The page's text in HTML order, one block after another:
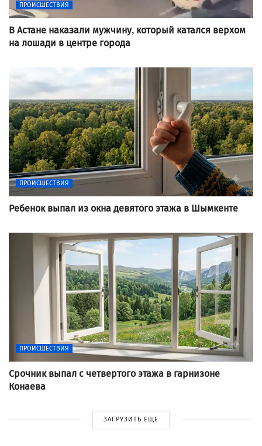
ПРОИСШЕСТВИЯ
В Астане наказали мужчину, который катался верхом
на лошади в центре города
ПРОИСШЕСТВИЯ
Ребенок выпал из окна девятого этажа в Шымкенте
ПРОИСШЕСТВИЯ
Срочник выпал с четвертого этажа в гарнизоне
Конаева
ЗАГРУЗИТЬ ЕЩЕ